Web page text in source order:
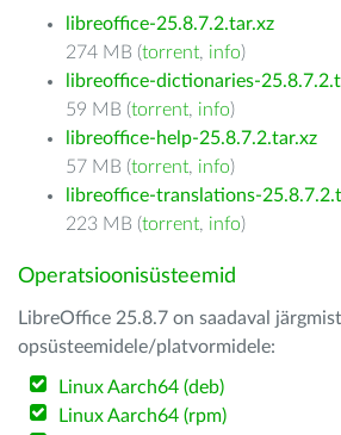
libreoffice-25.8.7.2.tar.xz
274 MB (torrent, info)
libreoffice-dictionaries-
59 MB (torrent, info)
libreoffice-help-25.8.7.2.tar.xz
57 MB (torrent, info)
libreoffice-translations-
223 MB (torrent, info)
Operatsioonisüsteemid
LibreOffice 25.8.7 on saadaval
opsüsteemidele/platvormidele:
Linux Aarch64 (deb)
Linux Aarch64 (rpm)